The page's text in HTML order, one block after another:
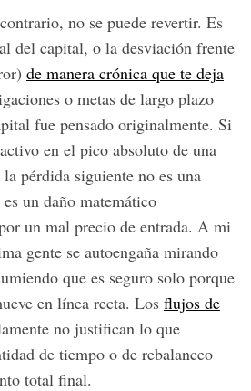
no se puede revertir. Es
del capital, o la desviación frente
de manera crónica que te deja
o metas de largo plazo
fue pensado originalmente. Si
en el pico absoluto de una
pérdida siguiente no es una
un daño matemático
un mal precio de entrada. A mi
gente se autoengaña mirando
que es seguro solo porque
en línea recta. Los flujos de
no justifican lo que
de tiempo o de rebalanceo
total final.